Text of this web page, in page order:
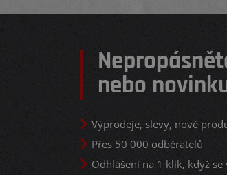
nebo
Výprodeje, slevy, nové
Přes 50 000 odběratelů
Odhlášení na 1 klik, když